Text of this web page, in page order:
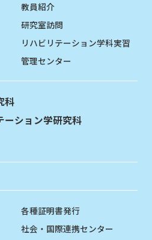
教員紹介
研究室訪問
リハビリテーション学科実習
管理センター
科
ーション学研究科
各種証明書発行
社会・国際連携センター